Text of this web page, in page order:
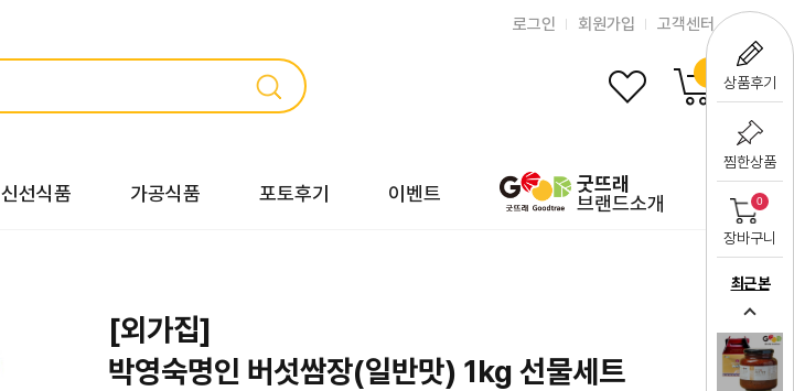
상품후기
찜한상품
0
장바구니
최근 본
로그인 회원가입 고객센터
신선식품 가공식품 포토후기 이벤트
굿뜨래
브랜드소개
[외가집]
박영숙명인 버섯쌈장(일반맛) 1kg 선물세트